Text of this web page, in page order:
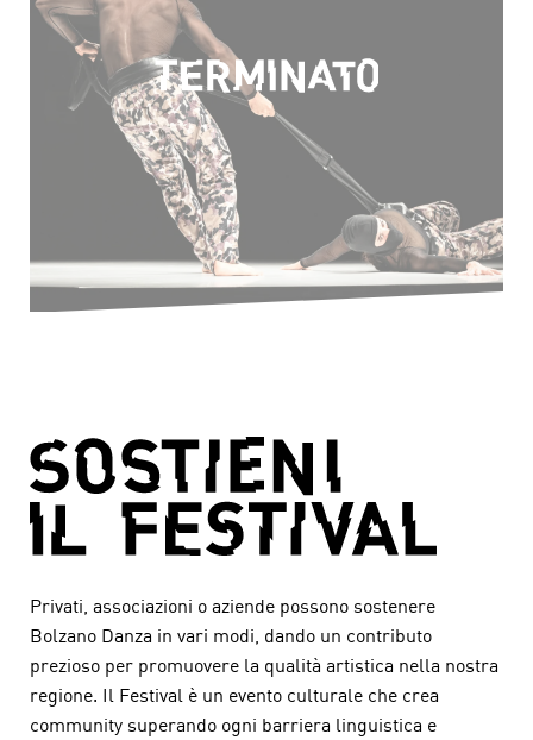
Privati, associazioni o aziende possono sostenere
Bolzano Danza in vari modi, dando un contributo
prezioso per promuovere la qualità artistica nella nostra
regione. Il Festival è un evento culturale che crea
community superando ogni barriera linguistica e